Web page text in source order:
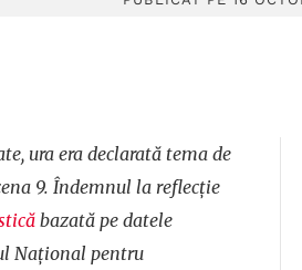
ura era declarată tema de
9. Îndemnul la reflecţie
bazată pe datele
Naţional pentru